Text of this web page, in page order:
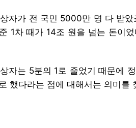
자가 전 국민 5000만 명 다 받
1차 때가 14조 원을 넘는 돈이
자는 5분의 1로 줄었기 때문에
했다라는 점에 대해서는 의미를